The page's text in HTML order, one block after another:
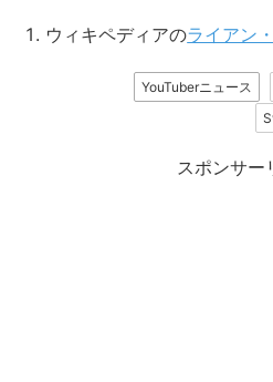
ウィキペディアのライアン
YouTuberニュース
スポンサー